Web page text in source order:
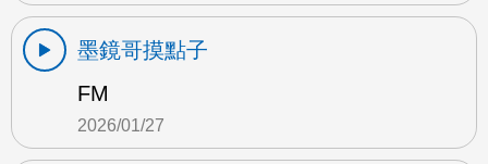
墨鏡哥摸點子
FM
2026/01/27